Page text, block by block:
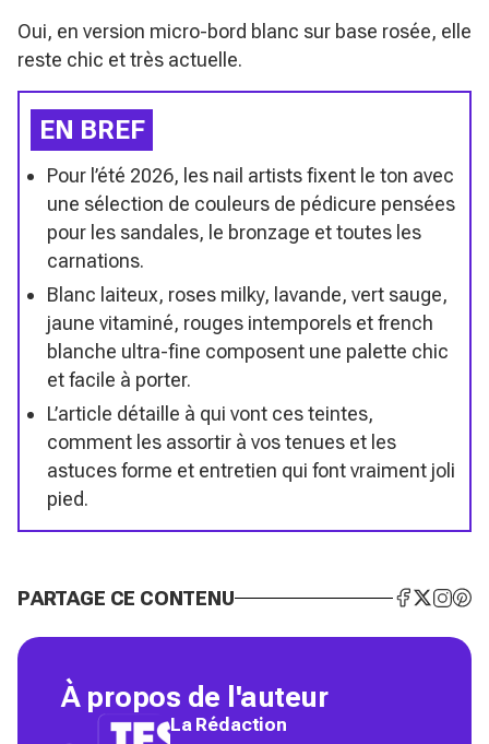
Oui, en version micro-bord blanc sur base rosée, elle
reste chic et très actuelle.
EN BREF
Pour l’été 2026, les nail artists fixent le ton avec
une sélection de couleurs de pédicure pensées
pour les sandales, le bronzage et toutes les
carnations.
Blanc laiteux, roses milky, lavande, vert sauge,
jaune vitaminé, rouges intemporels et french
blanche ultra-fine composent une palette chic
et facile à porter.
L’article détaille à qui vont ces teintes,
comment les assortir à vos tenues et les
astuces forme et entretien qui font vraiment joli
pied.
PARTAGE CE CONTENU
À propos de l'auteur
La Rédaction